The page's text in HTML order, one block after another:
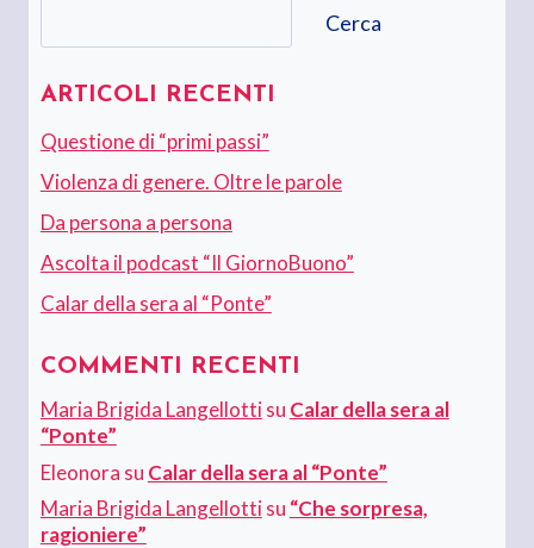
Cerca
ARTICOLI RECENTI
Questione di “primi passi”
Violenza di genere. Oltre le parole
Da persona a persona
Ascolta il podcast “Il GiornoBuono”
Calar della sera al “Ponte”
COMMENTI RECENTI
Maria Brigida Langellottisu Calar della sera al
“Ponte”
Eleonora su Calar della sera al “Ponte”
Maria Brigida Langellottisu “Che sorpresa,
ragioniere”